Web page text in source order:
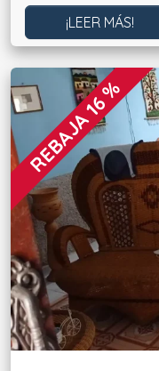
¡LEER MÁS!
REBAJA 16 %